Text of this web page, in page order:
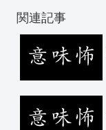
関連記事